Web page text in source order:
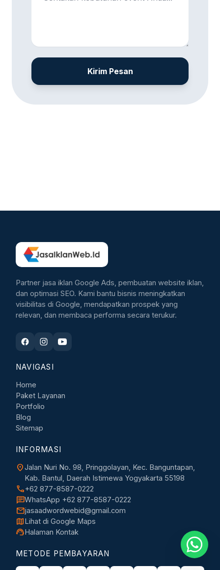
Kirim Pesan
Partner jasa iklan Google Ads, pembuatan website iklan,
dan optimasi SEO. Kami bantu bisnis meningkatkan
visibilitas di Google, mendapatkan prospek yang
relevan, dan membaca performa secara terukur.
NAVIGASI
Home
Paket Layanan
Portfolio
Blog
Sitemap
INFORMASI
location_onJalan Nuri No. 98, Pringgolayan, Kec. Banguntapan,
Kab. Bantul, Daerah Istimewa Yogyakarta 55198
call+62 877-8587-0222
chatWhatsApp +62 877-8587-0222
mailjasaadwordwebid@gmail.com
mapLihat di Google Maps
support_agentHalaman Kontak
METODE PEMBAYARAN